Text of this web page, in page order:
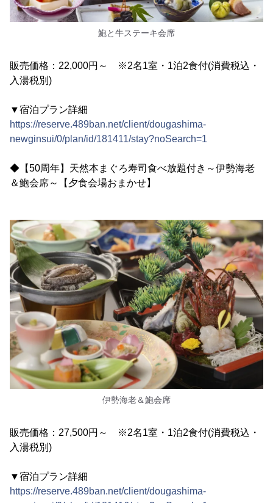
鮑と牛ステーキ会席
販売価格：22,000円～ ※2名1室・1泊2食付(消費税込・
入湯税別)
▼宿泊プラン詳細
https://reserve.489ban.net/client/dougashima-
newginsui/0/plan/id/181411/stay?noSearch=1
◆【50周年】天然本まぐろ寿司食べ放題付き～伊勢海老
＆鮑会席～【夕食会場おまかせ】
伊勢海老＆鮑会席
販売価格：27,500円～ ※2名1室・1泊2食付(消費税込・
入湯税別)
▼宿泊プラン詳細
https://reserve.489ban.net/client/dougashima-